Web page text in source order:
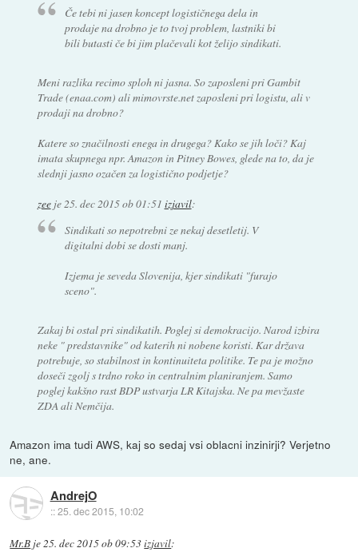
Če tebi ni jasen koncept logističnega dela in
prodaje na drobno je to tvoj problem, lastniki bi
bili butasti če bi jim plačevali kot želijo sindikati.
Meni razlika recimo sploh ni jasna. So zaposleni pri Gambit
Trade (enaa.com) ali mimovrste.net zaposleni pri logistu, ali v
prodaji na drobno?
Katere so značilnosti enega in drugega? Kako se jih loči? Kaj
imata skupnega npr. Amazon in Pitney Bowes, glede na to, da je
slednji jasno ozačen za logistično podjetje?
zeeje25. dec 2015 ob 01:51 izjavil:
Sindikati so nepotrebni ze nekaj desetletij. V
digitalni dobi se dosti manj.
Izjema je seveda Slovenija, kjer sindikati "furajo
sceno".
Zakaj bi ostal pri sindikatih. Poglej si demokracijo. Narod izbira
neke " predstavnike" od katerih ni nobene koristi. Kar država
potrebuje, so stabilnost in kontinuiteta politike. Te pa je možno
doseči zgolj s trdno roko in centralnim planiranjem. Samo
poglej kakšno rast BDP ustvarja LR Kitajska. Ne pa mevžaste
ZDA ali Nemčija.
Amazon ima tudi AWS, kaj so sedaj vsi oblacni inzinirji? Verjetno
ne, ane.
AndrejO
::25. dec 2015, 10:02
Mr.B je25. dec 2015 ob 09:53izjavil: